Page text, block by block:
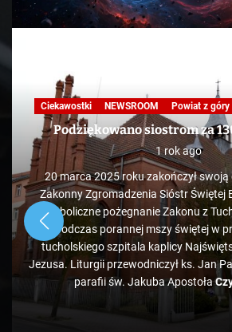
Ciekawostki NEWSROOM Powiat z góry
Podziękowano siostrom za
1 rok ago
20 marca 2025 roku zakończył swoją
Zakonny Zgromadzenia Sióstr Świętej
Symboliczne pożegnanie Zakonu z
podczas porannej mszy świętej w
tucholskiego szpitala kaplicy
Jezusa. Liturgii przewodniczył ks. Jan
parafii św. Jakuba Apostoła